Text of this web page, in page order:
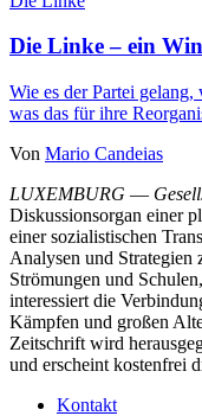
Die Linke – ein
Wie es der Partei
was das für ihre
Von Mario Candeias
LUXEMBURG —
Diskussionsorgan einer
einer sozialistischen
Analysen und Strategien
Strömungen und
interessiert die
Kämpfen und großen
Zeitschrift wird
und erscheint kostenfrei
Kontakt